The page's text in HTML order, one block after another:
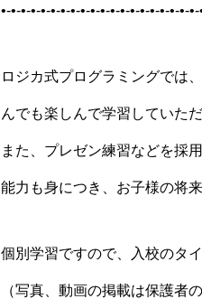
•-•-•-•-•-•-•-•-•-•-•-•-•-•-•-•-•-•-•-•-
ロジカ式プログラミングでは
んでも楽しんで学習️していた
また、プレゼン練習などを採
能力も身につき、お子様の将
個別学習ですので、入校のタ
（写真、動画の掲載は保護者